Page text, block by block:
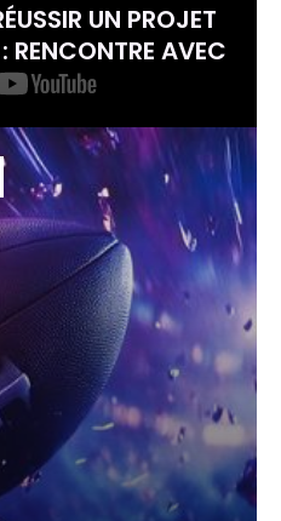
UN PROJET
RENCONTRE AVEC